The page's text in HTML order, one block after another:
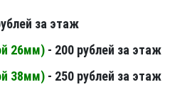
за этаж
26мм) - 200 рублей за этаж
38мм) - 250 рублей за этаж